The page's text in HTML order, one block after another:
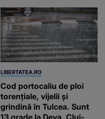
LIBERTATEA.RO
Cod portocaliu de ploi
torențiale, vijelii și
grindină în Tulcea. Sunt
13 grade la Deva, Cluj-